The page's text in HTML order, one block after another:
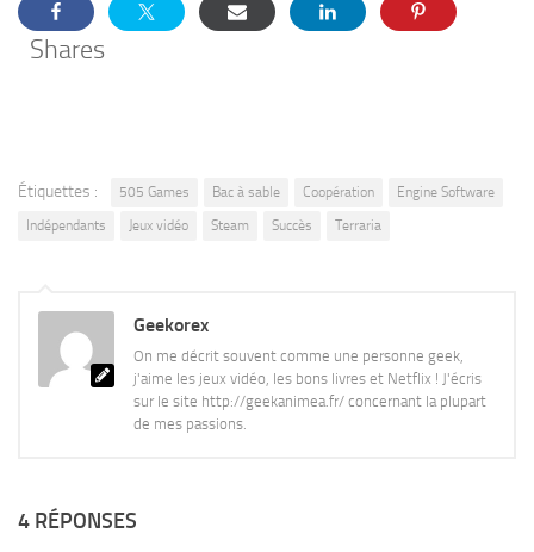
Shares
Étiquettes : 505 Games Bac à sable Coopération
Engine Software
Indépendants
Jeux vidéo Steam Succès Terraria
Geekorex
On me décrit souvent comme une personne geek,
j'aime les jeux vidéo, les bons livres et Netflix ! J'écris
sur le site http://geekanimea.fr/ concernant la plupart
de mes passions.
4 RÉPONSES